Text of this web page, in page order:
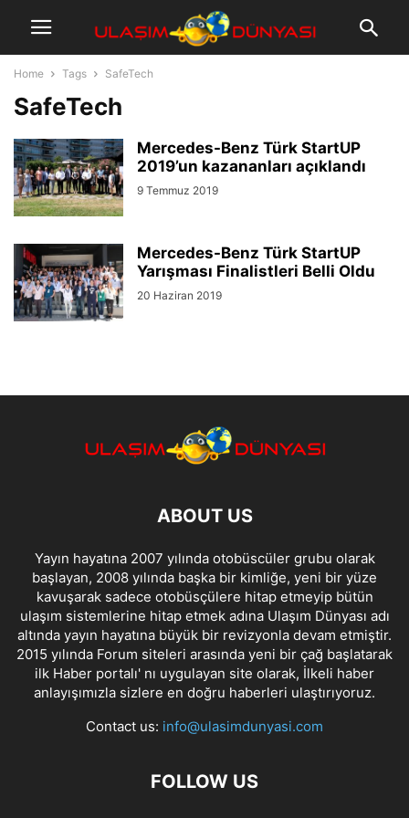
Home Tags SafeTech
SafeTech
Mercedes-Benz Türk StartUP
2019’un kazananları açıklandı
9 Temmuz 2019
Mercedes-Benz Türk StartUP
Yarışması Finalistleri Belli Oldu
20 Haziran 2019
ABOUT US
Yayın hayatına 2007 yılında otobüscüler grubu olarak
başlayan, 2008 yılında başka bir kimliğe, yeni bir yüze
kavuşarak sadece otobüsçülere hitap etmeyip bütün
ulaşım sistemlerine hitap etmek adına Ulaşım Dünyası adı
altında yayın hayatına büyük bir revizyonla devam etmiştir.
2015 yılında Forum siteleri arasında yeni bir çağ başlatarak
ilk Haber portalı' nı uygulayan site olarak, İlkeli haber
anlayışımızla sizlere en doğru haberleri ulaştırıyoruz.
Contact us: info@ulasimdunyasi.com
FOLLOW US